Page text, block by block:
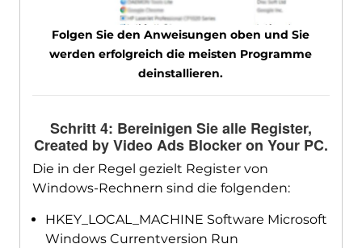
Folgen Sie den Anweisungen oben und Sie
werden erfolgreich die meisten Programme
deinstallieren.
Schritt 4: Bereinigen Sie alle Register,
Created by Video Ads Blocker on Your PC.
Die in der Regel gezielt Register von
Windows-Rechnern sind die folgenden:
HKEY_LOCAL_MACHINE Software Microsoft
Windows Currentversion Run